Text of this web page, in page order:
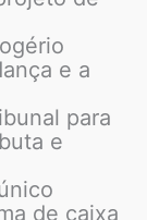
e a
para
e
de caixa